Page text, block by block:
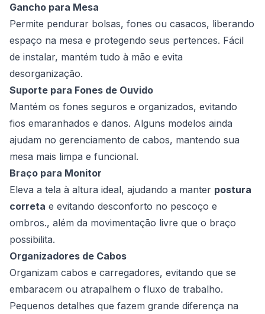
Gancho para Mesa
Permite pendurar bolsas, fones ou casacos, liberando
espaço na mesa e protegendo seus pertences. Fácil
de instalar, mantém tudo à mão e evita
desorganização.
Suporte para Fones de Ouvido
Mantém os fones seguros e organizados, evitando
fios emaranhados e danos. Alguns modelos ainda
ajudam no gerenciamento de cabos, mantendo sua
mesa mais limpa e funcional.
Braço para Monitor
Eleva a tela à altura ideal, ajudando a manter postura
correta e evitando desconforto no pescoço e
ombros., além da movimentação livre que o braço
possibilita.
Organizadores de Cabos
Organizam cabos e carregadores, evitando que se
embaracem ou atrapalhem o fluxo de trabalho.
Pequenos detalhes que fazem grande diferença na